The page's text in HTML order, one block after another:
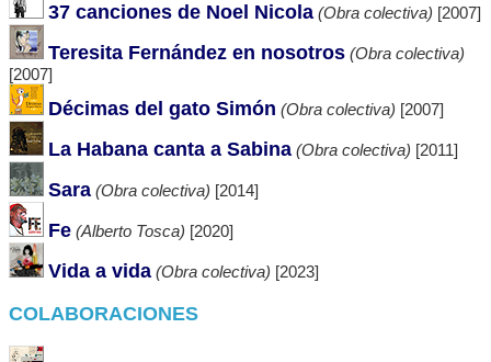
37 canciones de Noel Nicola (Obra colectiva) [2007]
Teresita Fernández en nosotros (Obra colectiva)
[2007]
Décimas del gato Simón (Obra colectiva) [2007]
La Habana canta a Sabina (Obra colectiva) [2011]
Sara (Obra colectiva) [2014]
Fe (Alberto Tosca) [2020]
Vida a vida (Obra colectiva) [2023]
COLABORACIONES